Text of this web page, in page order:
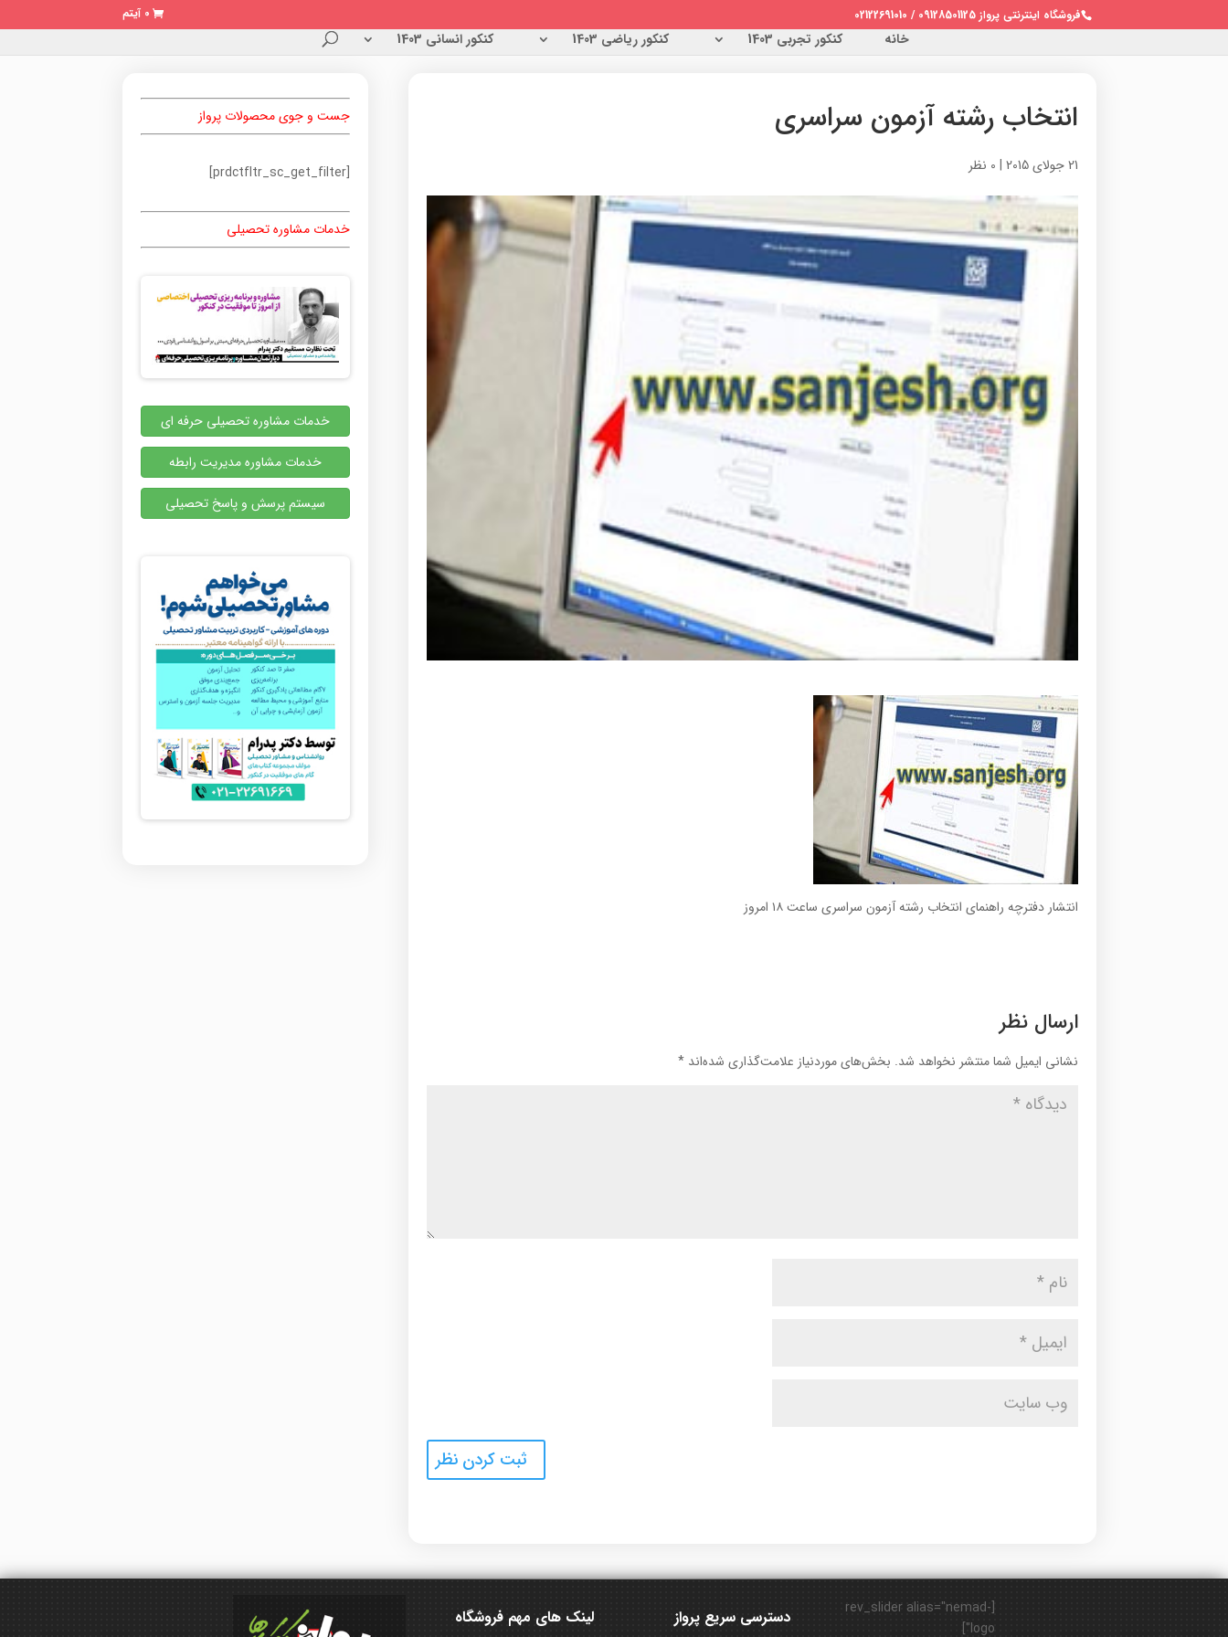
فروشگاه اینترنتی پرواز 09128501125 / 02122691010 0 آیتم
خانه کنکور تجربی 1403 کنکور ریاضی 1403 کنکور انسانی 1403
انتخاب رشته آزمون سراسری
21 جولای 2015 | 0 نظر
انتشار دفترچه راهنمای انتخاب رشته آزمون سراسری ساعت ۱۸ امروز
ارسال نظر
نشانی ایمیل شما منتشر نخواهد شد. بخش‌های موردنیاز علامت‌گذاری شده‌اند*
جست و جوی محصولات پرواز
[prdctfltr_sc_get_filter]
خدمات مشاوره تحصیلی
خدمات مشاوره تحصیلی حرفه ای
خدمات مشاوره مدیریت رابطه
سیستم پرسش و پاسخ تحصیلی
لینک های مهم فروشگاه دسترسی سریع پرواز
[rev_slider alias="nemad-
logo"]